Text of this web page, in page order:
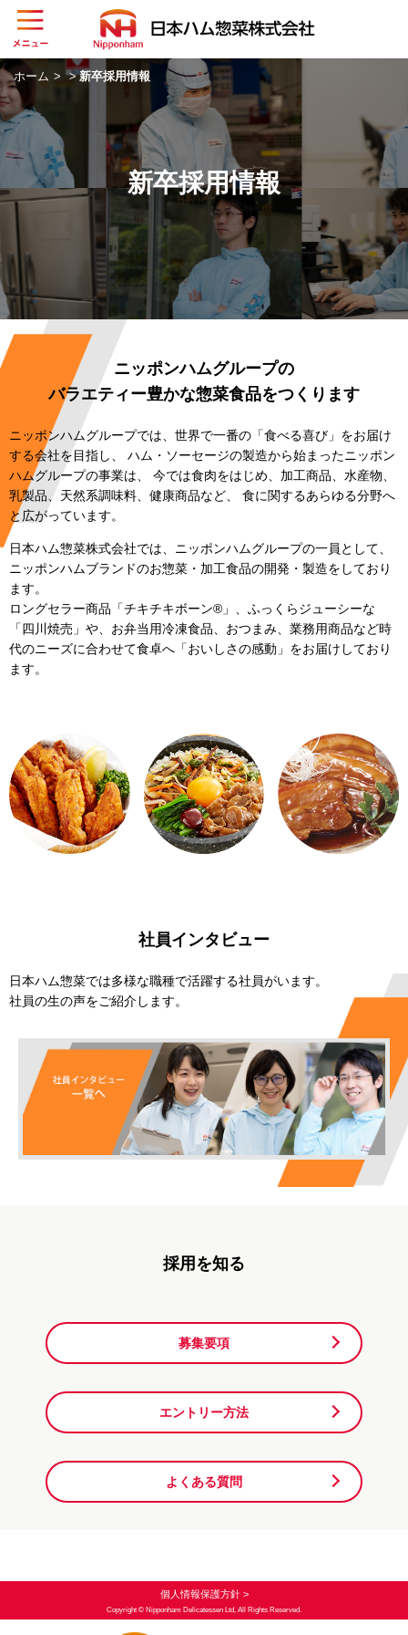
ス
キ
ッ
プ
ロ
ー
ル
ニ
ュ
ー
閉
る
ホーム 新卒採用情報
新卒採用情報
ニッポンハムグループの
バラエティー豊かな惣菜食品をつくります
ニッポンハムグループでは、世界で一番の「食べる喜び」をお届け
する会社を目指し、
ハム・ソーセージの製造から始まったニッポン
ハムグループの事業は、
今では食肉をはじめ、加工商品、水産物、
乳製品、天然系調味料、健康商品など、
食に関するあらゆる分野へ
と広がっています。
日本ハム惣菜株式会社では、ニッポンハムグループの一員として、
ニッポンハムブランドのお惣菜・加工食品の開発・製造をしており
ます。
ロングセラー商品「チキチキボーン®」、ふっくらジューシーな
「四川焼売」や、 お弁当用冷凍食品、おつまみ、業務用商品など時
代のニーズに合わせて食卓へ「おいしさの感動」をお届けしており
ます。
社員インタビュー
日本ハム惣菜では多様な職種で活躍する社員がいます。
社員の生の声をご紹介します。
採用を知る
募集要項
エントリー方法
よくある質問
個人情報保護方針 >
Copyright © Nipponham Delicatessen Ltd, All Rights Reserved.